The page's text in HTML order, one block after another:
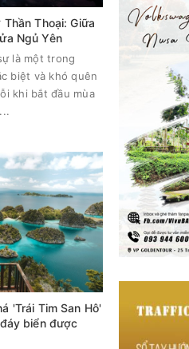
Thần Thoại: Giữa
Ngủ Yên
là một trong
biệt và khó quên
khi bắt đầu mùa
'Trái Tim San Hô'
biển được